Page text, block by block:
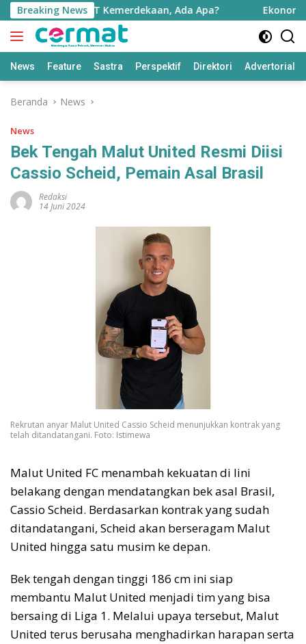
Langsung
ke
konten
Breaking News
Jelang HUT Kemerdekaan, Ada Apa? Ekonomi
News Feature Sastra Perspektif Direktori Advertorial
Beranda News
News
Bek Tengah Malut United Resmi Diisi
Cassio Scheid, Pemain Asal Brasil
Redaksi
14 Juni 2024
Rekrutan anyar Malut United Cassio Scheid menunjukkan kontrak yang
telah ditandatangani. Foto: Istimewa
Malut United FC menambah kekuatan di lini
belakang dengan mendatangkan bek asal Brasil,
Cassio Scheid. Berdasarkan kontrak yang sudah
ditandatangani, Scheid akan berseragam Malut
United hingga satu musim ke depan.
Bek tengah dengan tinggi 186 cm ini siap
membantu Malut United menjadi tim yang bisa
bersaing di Liga 1. Melalui upaya tersebut, Malut
United terus berusaha menghadirkan harapan serta